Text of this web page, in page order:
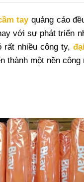
tayquảng cáo
với sự phát triển
rất nhiều công ty,
thành một nền